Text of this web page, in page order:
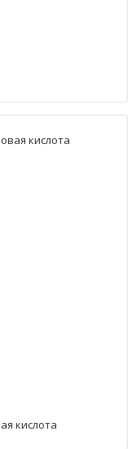
кислота